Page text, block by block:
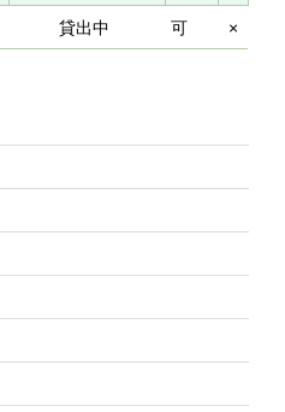
貸出中 可 ×